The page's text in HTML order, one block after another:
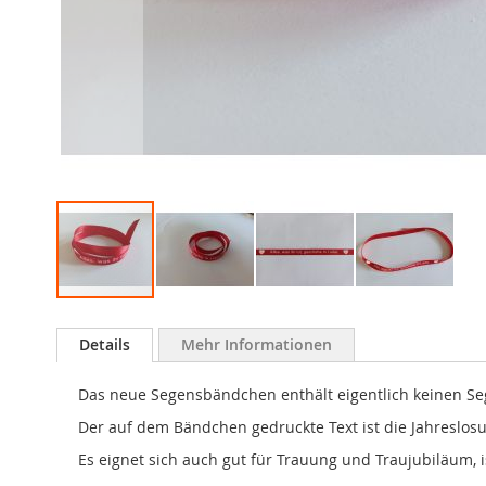
Anfang
springen
Details
Das neue Segensbändchen enthält eigentlich keinen
Der auf dem Bändchen gedruckte Text ist die
Es eignet sich auch gut für Trauung und Traujubiläum,
Mehr Informationen